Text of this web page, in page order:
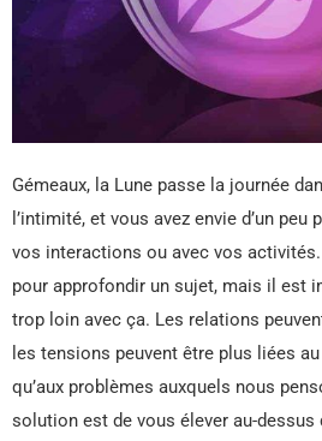
Gémeaux, la Lune passe la journée
l’intimité, et vous avez envie d’un peu
vos interactions ou avec vos
pour approfondir un sujet, mais il est
trop loin avec ça. Les relations
les tensions peuvent être plus liées
qu’aux problèmes auxquels nous
solution est de vous élever au-dessus